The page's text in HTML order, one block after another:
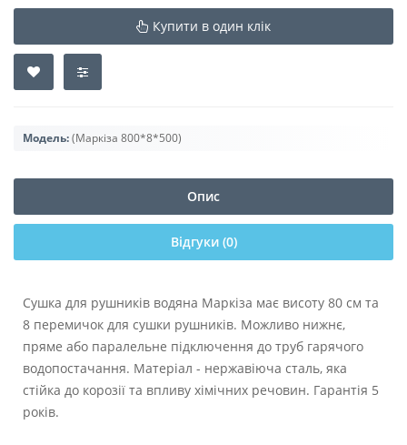
Купити в один клік
Модель:(Маркіза 800*8*500)
Опис
Відгуки (0)
Сушка для рушників водяна Маркіза має висоту 80 см та
8 перемичок для сушки рушників. Можливо нижнє,
пряме або паралельне підключення до труб гарячого
водопостачання. Матеріал - нержавіюча сталь, яка
стійка до корозії та впливу хімічних речовин. Гарантія 5
років.